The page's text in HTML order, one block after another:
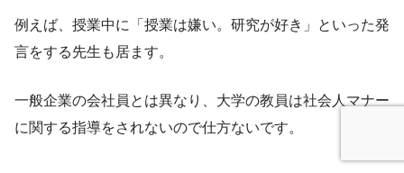
例えば、授業中に「授業は嫌い。研究が好き」といった発
言をする先生も居ます。
一般企業の会社員とは異なり、大学の教員は社会人マナー
に関する指導をされないので仕方ないです。